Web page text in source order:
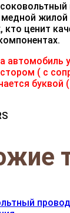
медной
ценит
автомобиль
( с
буквой